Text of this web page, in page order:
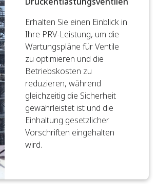
Erhalten Sie einen Einblick in
Ihre PRV-Leistung, um die
Wartungspläne für Ventile
zu optimieren und die
Betriebskosten zu
reduzieren, während
gleichzeitig die Sicherheit
gewährleistet ist und die
Einhaltung gesetzlicher
Vorschriften eingehalten
wird.